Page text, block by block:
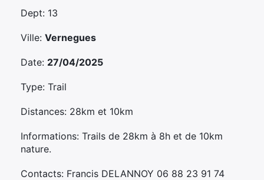
Dept: 13
Ville: Vernegues
Date: 27/04/2025
Type: Trail
Distances: 28km et 10km
Informations: Trails de 28km à 8h et de 10km
nature.
Contacts: Francis DELANNOY 06 88 23 91 74